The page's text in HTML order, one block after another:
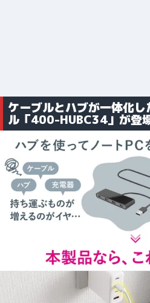
ケーブルとハブが一体化
ル「400-HUBC34」が登